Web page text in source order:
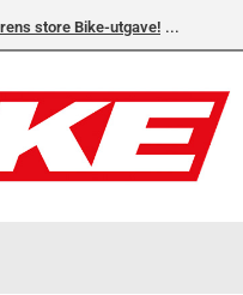
store Bike-utgave!